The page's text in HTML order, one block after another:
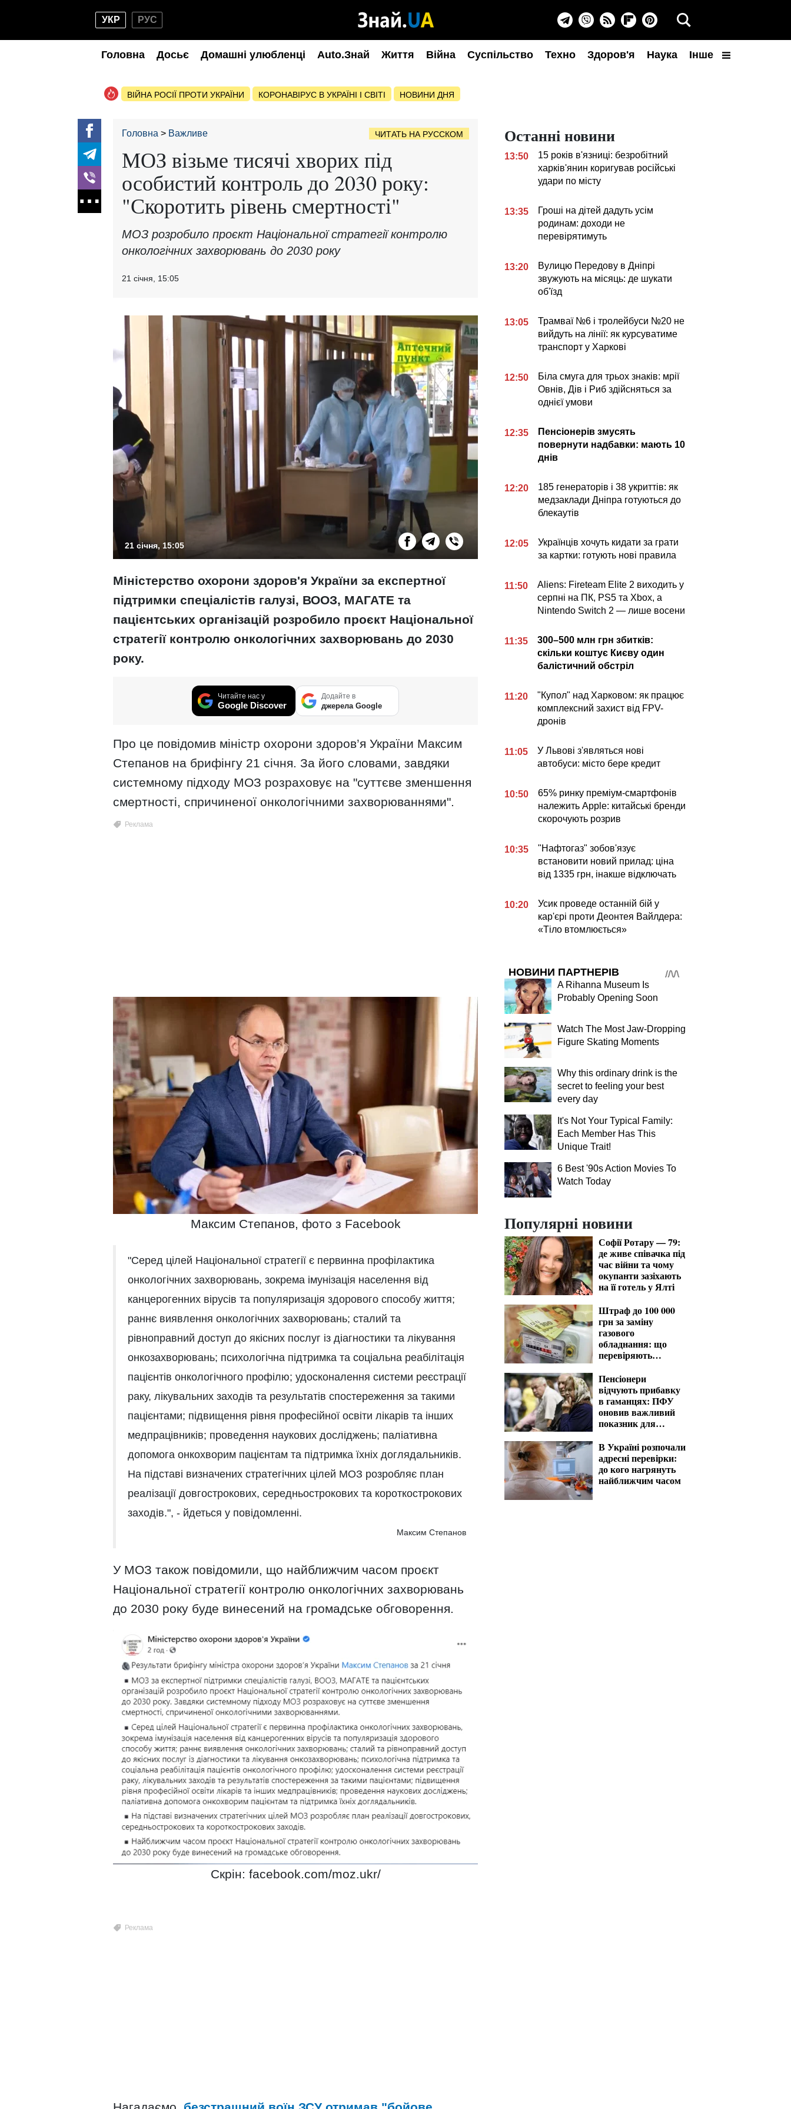
УКР РУС
Головна Досьє Домашні улюбленці Auto.Знай Життя Війна Суспільство Техно Здоров'я Наука Інше
ВІЙНА РОСІЇ ПРОТИ УКРАЇНИ КОРОНАВІРУС В УКРАЇНІ І СВІТІ НОВИНИ ДНЯ
Головна Важливе ЧИТАТЬ НА РУССКОМ
МОЗ візьме тисячі хворих під
особистий контроль до 2030 року:
"Скоротить рівень смертності"
МОЗ розробило проєкт Національної стратегії контролю
онкологічних захворювань до 2030 року
21 січня, 15:05
21 січня, 15:05
Міністерство охорони здоров'я України за експертної
підтримки спеціалістів галузі, ВООЗ, МАГАТЕ та
пацієнтських організацій розробило проєкт Національної
стратегії контролю онкологічних захворювань до 2030
року.
Читайте нас у
Google Discover
Додайте в
джерела Google
Про це повідомив міністр охорони здоров’я України Максим
Степанов на брифінгу 21 січня. За його словами, завдяки
системному підходу МОЗ розраховує на "суттєве зменшення
смертності, спричиненої онкологічними захворюваннями".
Максим Степанов, фото з Facebook
"Серед цілей Національної стратегії є первинна профілактика
онкологічних захворювань, зокрема імунізація населення від
канцерогенних вірусів та популяризація здорового способу життя;
раннє виявлення онкологічних захворювань; сталий та
рівноправний доступ до якісних послуг із діагностики та лікування
онкозахворювань; психологічна підтримка та соціальна реабілітація
пацієнтів онкологічного профілю; удосконалення системи реєстрації
раку, лікувальних заходів та результатів спостереження за такими
пацієнтами; підвищення рівня професійної освіти лікарів та інших
медпрацівників; проведення наукових досліджень; паліативна
допомога онкохворим пацієнтам та підтримка їхніх доглядальників.
На підставі визначених стратегічних цілей МОЗ розробляє план
реалізації довгострокових, середньострокових та короткострокових
заходів.", - йдеться у повідомленні.
Максим Степанов
У МОЗ також повідомили, що найближчим часом проєкт
Національної стратегії контролю онкологічних захворювань
до 2030 року буде винесений на громадське обговорення.
Скрін: facebook.com/moz.ukr/
Останні новини
13:50
15 років в'язниці: безробітний
харків'янин коригував російські
удари по місту
13:35
Гроші на дітей дадуть усім
родинам: доходи не
перевірятимуть
13:20
Вулицю Передову в Дніпрі
звужують на місяць: де шукати
об'їзд
13:05
Трамваї №6 і тролейбуси №20 не
вийдуть на лінії: як курсуватиме
транспорт у Харкові
12:50
Біла смуга для трьох знаків: мрії
Овнів, Дів і Риб здійсняться за
однієї умови
12:35
Пенсіонерів змусять
повернути надбавки: мають 10
днів
12:20
185 генераторів і 38 укриттів: як
медзаклади Дніпра готуються до
блекаутів
12:05
Українців хочуть кидати за грати
за картки: готують нові правила
11:50
Aliens: Fireteam Elite 2 виходить у
серпні на ПК, PS5 та Xbox, а
Nintendo Switch 2 — лише восени
11:35
300–500 млн грн збитків:
скільки коштує Києву один
балістичний обстріл
11:20
"Купол" над Харковом: як працює
комплексний захист від FPV-
дронів
11:05
У Львові з'являться нові
автобуси: місто бере кредит
10:50
65% ринку преміум-смартфонів
належить Apple: китайські бренди
скорочують розрив
10:35
"Нафтогаз" зобов'язує
встановити новий прилад: ціна
від 1335 грн, інакше відключать
10:20
Усик проведе останній бій у
кар'єрі проти Деонтея Вайлдера:
«Тіло втомлюється»
НОВИНИ ПАРТНЕРІВ
A Rihanna Museum Is
Probably Opening Soon
Watch The Most Jaw‑Dropping
Figure Skating Moments
Why this ordinary drink is the
secret to feeling your best
every day
It's Not Your Typical Family:
Each Member Has This
Unique Trait!
6 Best '90s Action Movies To
Watch Today
Популярні новини
Софії Ротару — 79:
де живе співачка під
час війни та чому
окупанти зазіхають
на її готель у Ялті
Штраф до 100 000
грн за заміну
газового
обладнання: що
перевіряють
Пенсіонери
відчують прибавку
в гаманцях: ПФУ
оновив важливий
показник для
В Україні розпочали
адресні перевірки:
до кого нагрянуть
найближчим часом